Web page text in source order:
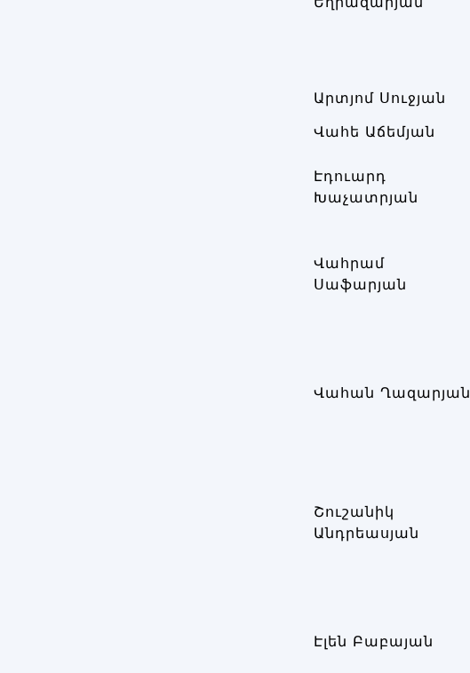
Արտյոմ Սուջյան
Վահե Աճեմյան
Էդուարդ
Խաչատրյան
Վահրամ
Սաֆարյան
Վահան Ղազարյան
Շուշանիկ
Անդրեասյան
Էլեն Բաբայան